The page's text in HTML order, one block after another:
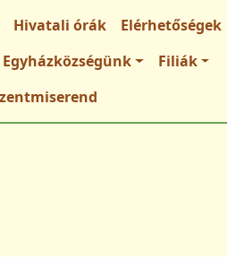
Hivatali órák
Elérhetőségek
Egyházközségünk
Filiák